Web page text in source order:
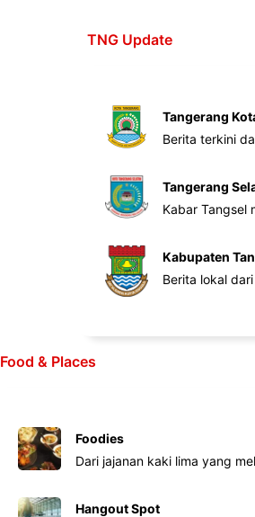
TNG Update
Tangerang
Berita terkini
Tangerang
Kabar Tangsel
Kabupaten
Berita lokal
Food & Places
Foodies
Dari jajanan kaki lima yang
Hangout Spot